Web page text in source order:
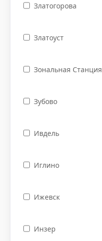
Златогорова
Златоуст
Зональная Станция
Зубово
Ивдель
Иглино
Ижевск
Инзер